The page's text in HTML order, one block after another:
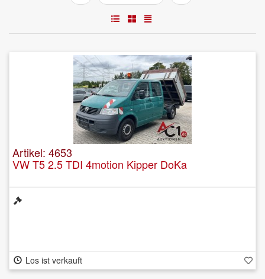
Artikel: 4653
VW T5 2.5 TDI 4motion Kipper DoKa
Los ist verkauft